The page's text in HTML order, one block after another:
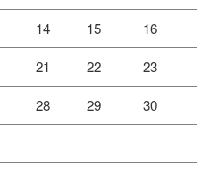
14 15 16
21 22 23
28 29 30